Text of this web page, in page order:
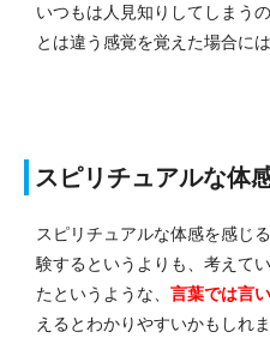
いつもは人見知りしてしまう
とは違う感覚を覚えた場合に
スピリチュアルな体
スピリチュアルな体感を感じ
験するというよりも、考えて
たというような、 言葉では言
えるとわかりやすいかもしれま